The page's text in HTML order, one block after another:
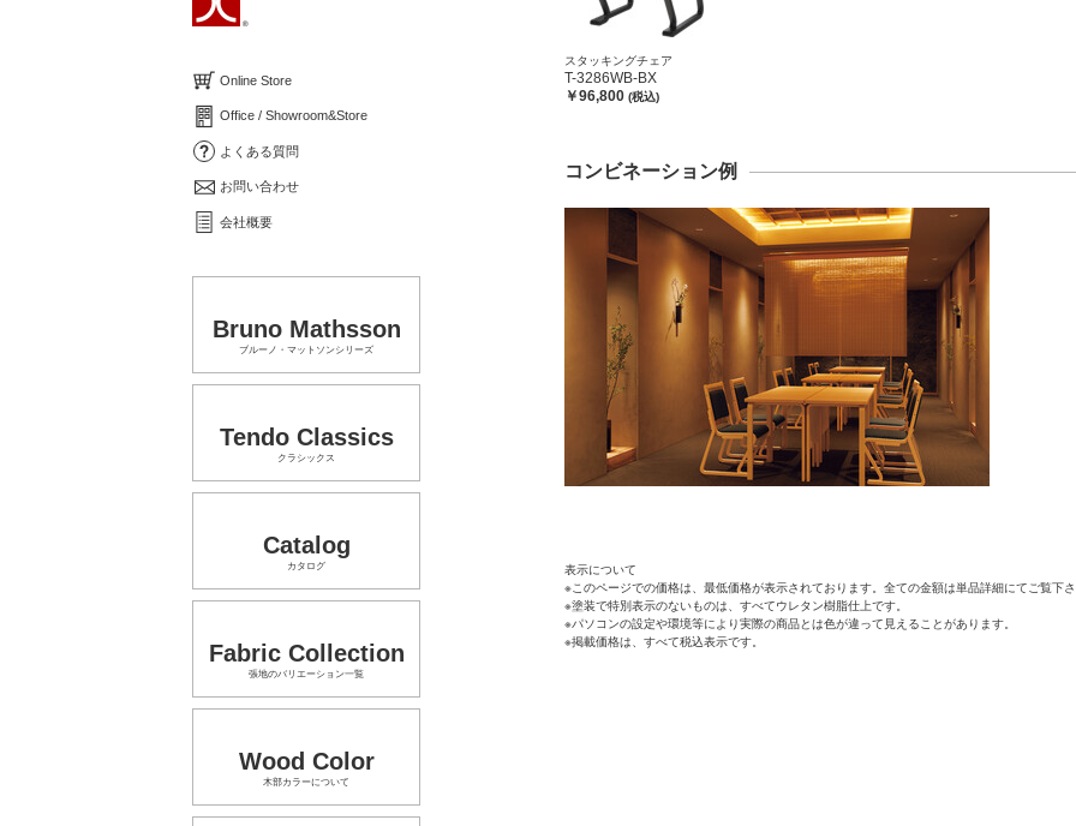
スタッキングチェア
T-3286WB-BX
￥96,800 (税込)
コンビネーション例
表示について
※このページでの価格は、最低価格が表示されております。全ての金額は単品詳細にてご覧下
※塗装で特別表示のないものは、すべてウレタン樹脂仕上です。
※パソコンの設定や環境等により実際の商品とは色が違って見えることがあります。
※掲載価格は、すべて税込表示です。
Online Store
Office / Showroom&Store
よくある質問
お問い合わせ
会社概要
Bruno Mathsson
ブルーノ・マットソンシリーズ
Tendo Classics
クラシックス
Catalog
カタログ
Fabric Collection
張地のバリエーション一覧
Wood Color
木部カラーについて